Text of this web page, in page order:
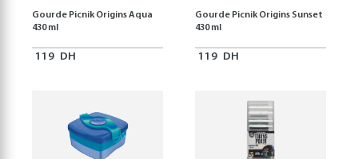
Gourde Picnik Origins Aqua
430 ml
119 DH
Gourde Picnik Origins Sunset
430 ml
119 DH